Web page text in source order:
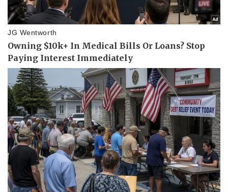
Văn hóa
Sân khấu - Điện ảnh
Văn học
Âm nhạc
Di sản
Giải trí
Nghệ sĩ
Thời trang
Sao Việt